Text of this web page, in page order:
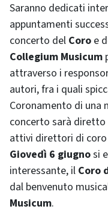
Saranno dedicati
appuntamenti
concerto del Coro e
Collegium Musicum
attraverso i
autori, fra i quali
Coronamento di una
concerto sarà diretto
attivi direttori di coro
Giovedì 6 giugnosi
interessante, il Coro
dal benvenuto
Musicum.